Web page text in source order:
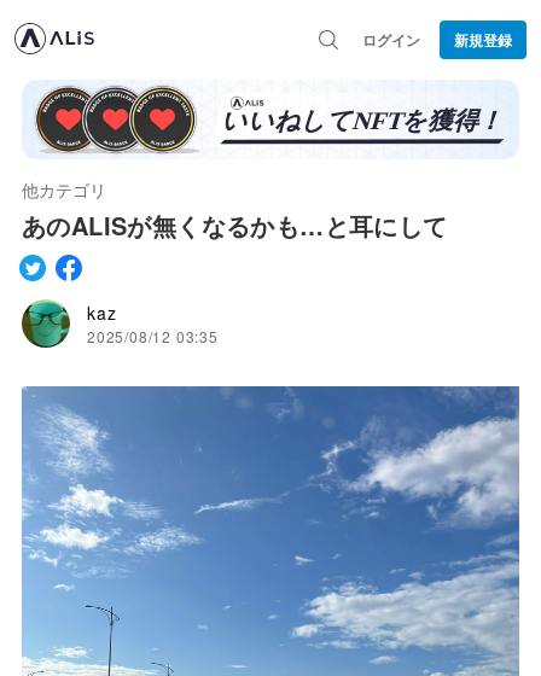
ログイン 新規登録
他カテゴリ
あのALISが無くなるかも…と耳にして
kaz
2025/08/12 03:35